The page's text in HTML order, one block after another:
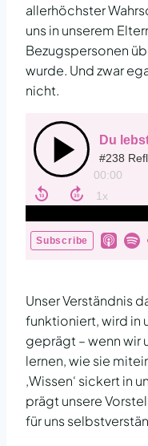
allerhöchster
uns in unserem
Bezugspersonen
wurde. Und zwar
nicht.
Unser Verständnis
funktioniert, wird in
geprägt – wenn wir
lernen, wie sie
‚Wissen‘ sickert in
prägt unsere
für uns